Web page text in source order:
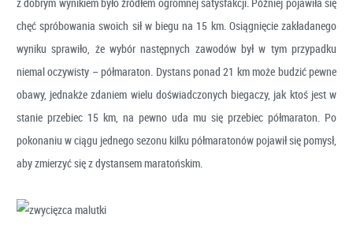
chęć spróbowania swoich sił w biegu na 15 km. Osiągnięcie zakładanego
wyniku sprawiło, że wybór następnych zawodów był w tym przypadku
niemal oczywisty – półmaraton. Dystans ponad 21 km może budzić pewne
obawy, jednakże zdaniem wielu doświadczonych biegaczy, jak ktoś jest w
stanie przebiec 15 km, na pewno uda mu się przebiec półmaraton. Po
pokonaniu w ciągu jednego sezonu kilku półmaratonów pojawił się pomysł,
aby zmierzyć się z dystansem maratońskim.